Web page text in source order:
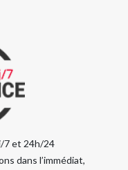
7 et 24h/24
dans l’immédiat,